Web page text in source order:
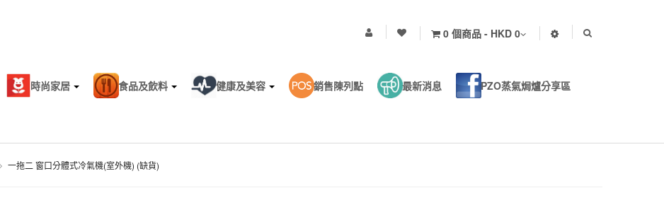
0 個商品 - HKD 0
時尚家居 食品及飲料 健康及美容 銷售陳列點 最新消息 PZO蒸氣焗爐分享區
一拖二 窗口分體式冷氣機(室外機) (缺貨)